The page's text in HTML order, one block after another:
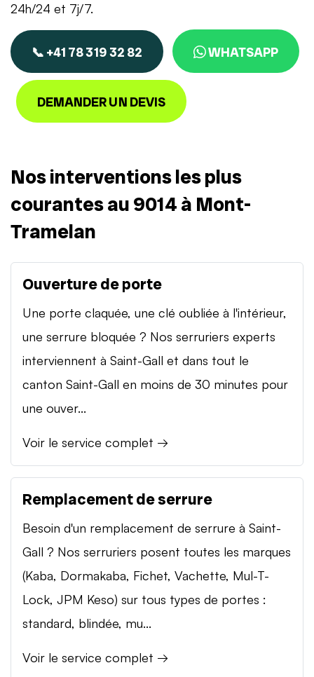
24h/24 et 7j/7.
📞 +41 78 319 32 82 WHATSAPP
DEMANDER UN DEVIS
Nos interventions les plus
courantes au 9014 à Mont-
Tramelan
Ouverture de porte
Une porte claquée, une clé oubliée à l'intérieur,
une serrure bloquée ? Nos serruriers experts
interviennent à Saint-Gall et dans tout le
canton Saint-Gall en moins de 30 minutes pour
une ouver...
Voir le service complet →
Remplacement de serrure
Besoin d'un remplacement de serrure à Saint-
Gall ? Nos serruriers posent toutes les marques
(Kaba, Dormakaba, Fichet, Vachette, Mul-T-
Lock, JPM Keso) sur tous types de portes :
standard, blindée, mu...
Voir le service complet →